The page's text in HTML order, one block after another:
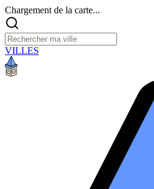
Chargement de la carte...
VILLES